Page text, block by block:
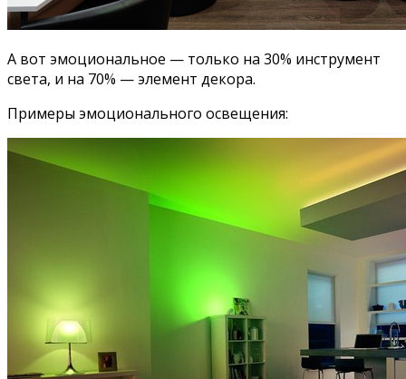
А вот эмоциональное — только на 30% инструмент
света, и на 70% — элемент декора.
Примеры эмоционального освещения: